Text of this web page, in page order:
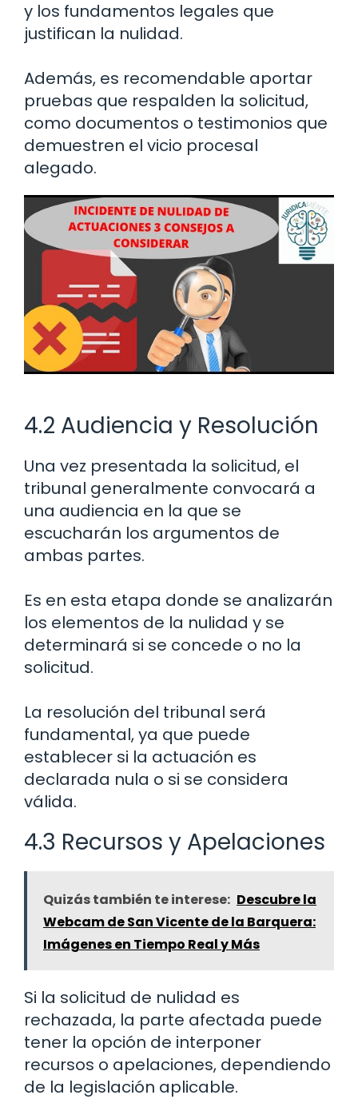
y los fundamentos legales que
justifican la nulidad.
Además, es recomendable aportar
pruebas que respalden la solicitud,
como documentos o testimonios que
demuestren el vicio procesal
alegado.
4.2 Audiencia y Resolución
Una vez presentada la solicitud, el
tribunal generalmente convocará a
una audiencia en la que se
escucharán los argumentos de
ambas partes.
Es en esta etapa donde se analizarán
los elementos de la nulidad y se
determinará si se concede o no la
solicitud.
La resolución del tribunal será
fundamental, ya que puede
establecer si la actuación es
declarada nula o si se considera
válida.
4.3 Recursos y Apelaciones
Quizás también te interese: Descubre la
Webcam de San Vicente de la Barquera:
Imágenes en Tiempo Real y Más
Si la solicitud de nulidad es
rechazada, la parte afectada puede
tener la opción de interponer
recursos o apelaciones, dependiendo
de la legislación aplicable.